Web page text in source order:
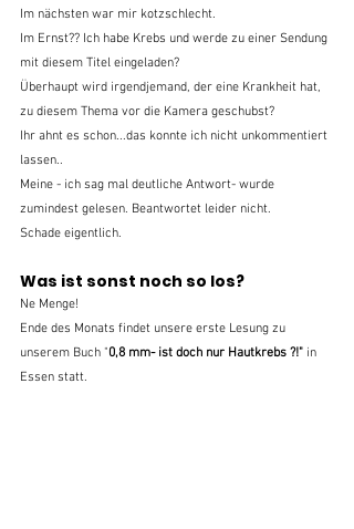
Im nächsten war mir kotzschlecht.
Im Ernst?? Ich habe Krebs und werde zu einer Sendung
mit diesem Titel eingeladen?
Überhaupt wird irgendjemand, der eine Krankheit hat,
zu diesem Thema vor die Kamera geschubst?
Ihr ahnt es schon...das konnte ich nicht unkommentiert
lassen..
Meine - ich sag mal deutliche Antwort- wurde
zumindest gelesen. Beantwortet leider nicht.
Schade eigentlich.
Was ist sonst noch so los?
Ne Menge!
Ende des Monats findet unsere erste Lesung zu
unserem Buch "0,8 mm- ist doch nur Hautkrebs ?!" in
Essen statt.